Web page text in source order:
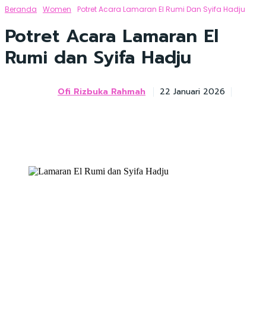
Beranda Women Potret Acara Lamaran El Rumi Dan Syifa Hadju
Potret Acara Lamaran El
Rumi dan Syifa Hadju
Ofi Rizbuka Rahmah 22 Januari 2026